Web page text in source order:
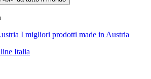
I migliori prodotti made in Austria